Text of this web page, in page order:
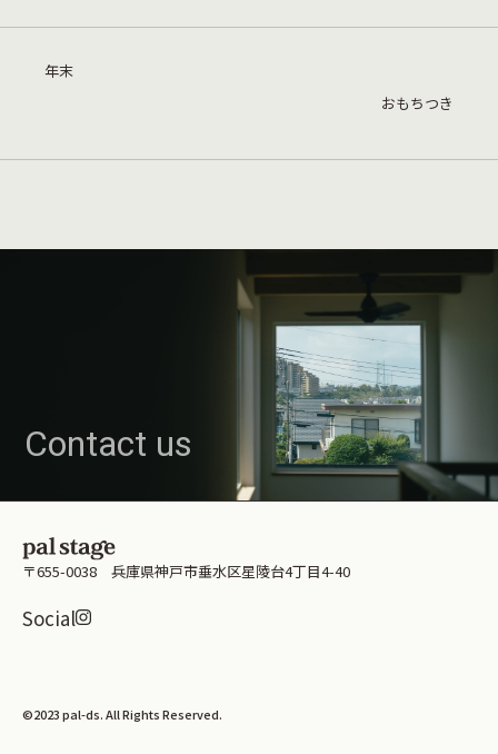
年末
おもちつき
Contact us
〒655-0038 兵庫県神戸市垂水区星陵台4丁目4-40
Social
©2023 pal-ds. All Rights Reserved.